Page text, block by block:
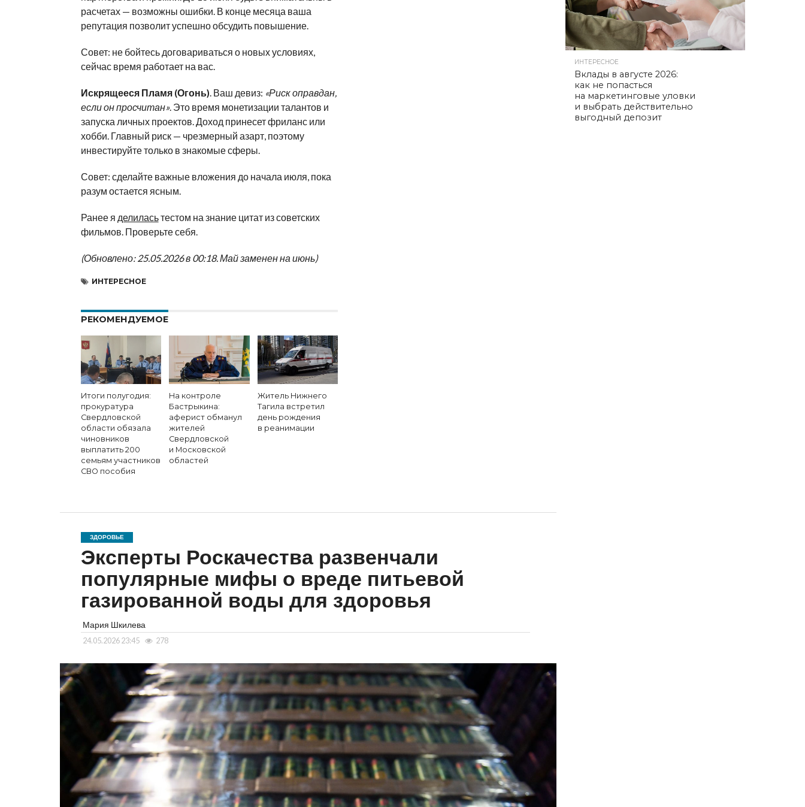
расчетах — возможны ошибки. В конце месяца ваша
репутация позволит успешно обсудить повышение.
Совет: не бойтесь договариваться о новых условиях,
сейчас время работает на вас.
Искрящееся Пламя (Огонь). Ваш девиз: «Риск оправдан,
если он просчитан». Это время монетизации талантов и
запуска личных проектов. Доход принесет фриланс или
хобби. Главный риск — чрезмерный азарт, поэтому
инвестируйте только в знакомые сферы.
Совет: сделайте важные вложения до начала июля, пока
разум остается ясным.
Ранее я делиласьтестом на знание цитат из советских
фильмов. Проверьте себя.
(Обновлено: 25.05.2026 в 00:18. Май заменен на июнь)
ИНТЕРЕСНОЕ
РЕКОМЕНДУЕМОЕ
Итоги полугодия:
прокуратура
Свердловской
области обязала
чиновников
выплатить 200
семьям участников
СВО пособия
На контроле
Бастрыкина:
аферист обманул
жителей
Свердловской
и Московской
областей
Житель Нижнего
Тагила встретил
день рождения
в реанимации
ЗДОРОВЬЕ
Эксперты Роскачества развенчали
популярные мифы о вреде питьевой
газированной воды для здоровья
Мария Шкилева
24.05.2026 23:45 278
ИНТЕРЕСНОЕ
Вклады в августе 2026:
как не попасться
на маркетинговые уловки
и выбрать действительно
выгодный депозит